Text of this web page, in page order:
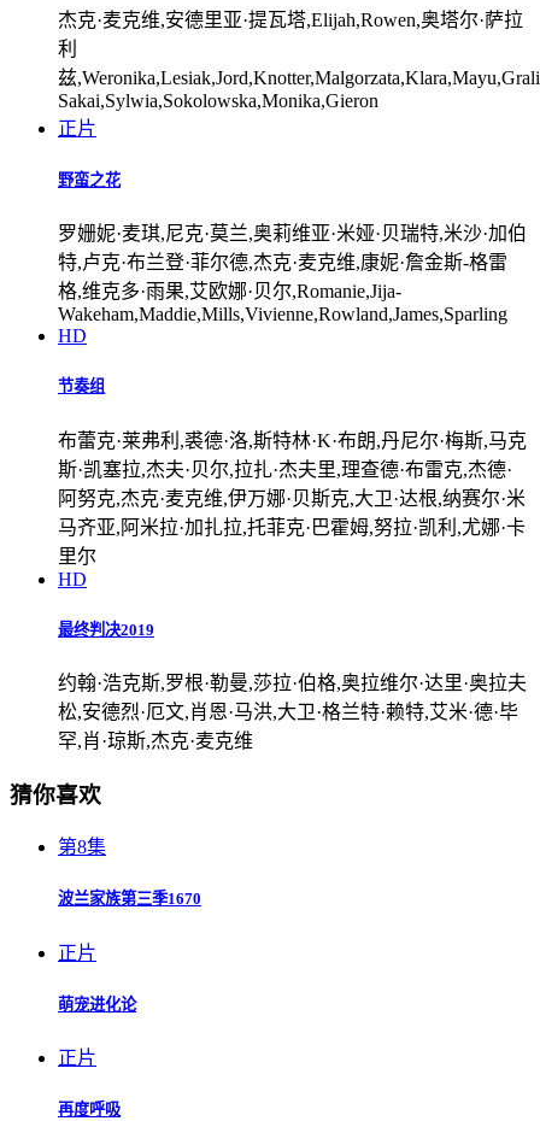
杰克·麦克维,安德里亚·提瓦塔,Elijah,Rowen,奥塔尔·萨拉
利
兹
Sakai,Sylwia,Sokolowska,Monika,Gieron
正片
野蛮之花
罗姗妮·麦琪,尼克·莫兰,奥莉维亚·米娅·贝瑞特,米沙·加伯
特,卢克·布兰登·菲尔德,杰克·麦克维,康妮·詹金斯-格雷
格,维克多·雨果,艾欧娜·贝尔,Romanie,Jija-
Wakeham,Maddie,Mills,Vivienne,Rowland,James,Sparling
HD
节奏组
布蕾克·莱弗利,裘德·洛,斯特林·K·布朗,丹尼尔·梅斯,马克
斯·凯塞拉,杰夫·贝尔,拉扎·杰夫里,理查德·布雷克,杰德·
阿努克,杰克·麦克维,伊万娜·贝斯克,大卫·达根,纳赛尔·米
马齐亚,阿米拉·加扎拉,托菲克·巴霍姆,努拉·凯利,尤娜·卡
里尔
HD
最终判决2019
约翰·浩克斯,罗根·勒曼,莎拉·伯格,奥拉维尔·达里·奥拉夫
松,安德烈·厄文,肖恩·马洪,大卫·格兰特·赖特,艾米·德·毕
罕,肖·琼斯,杰克·麦克维
猜你喜欢
第8集
波兰家族第三季1670
正片
萌宠进化论
正片
再度呼吸